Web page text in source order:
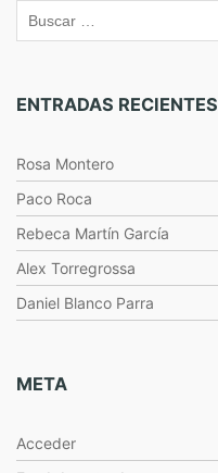
ENTRADAS RECIENTES
Rosa Montero
Paco Roca
Rebeca Martín García
Alex Torregrossa
Daniel Blanco Parra
META
Acceder